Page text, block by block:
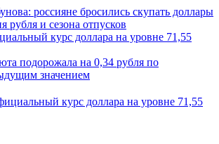
курс доллара на уровне 71,55
подорожала на 0,34 рубля по
значением